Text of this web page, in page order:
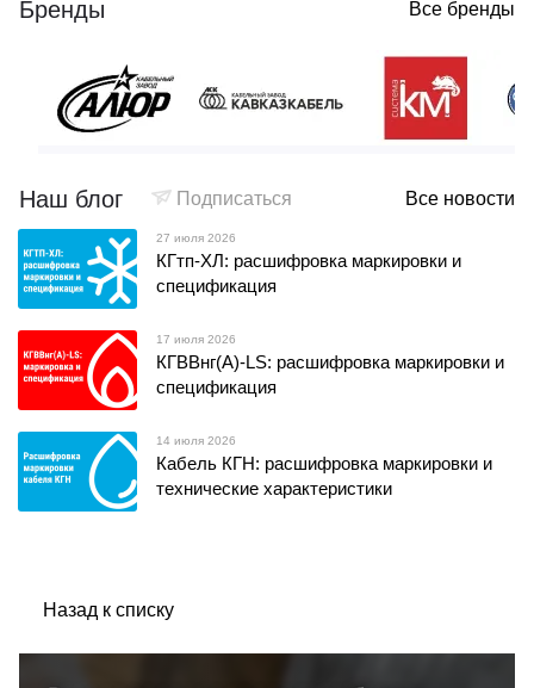
Бренды Все бренды
Наш блог Подписаться Все новости
27 июля 2026
КГтп-ХЛ: расшифровка маркировки и
спецификация
17 июля 2026
КГВВнг(А)-LS: расшифровка маркировки и
спецификация
14 июля 2026
Кабель КГН: расшифровка маркировки и
технические характеристики
Назад к списку